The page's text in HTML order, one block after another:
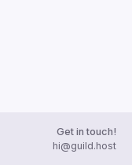
Get in touch!
hi@guild.host